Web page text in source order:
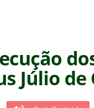
Júlio